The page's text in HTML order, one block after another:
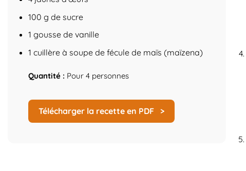
100 g de sucre
1 gousse de vanille
1 cuillère à soupe de fécule de maïs (maïzena)
Quantité : Pour 4 personnes
Télécharger la recette en PDF